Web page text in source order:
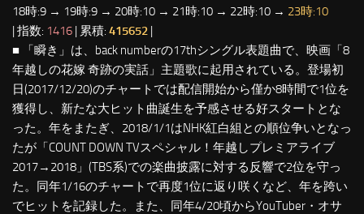
18時:9 → 19時:9 → 20時:10 → 21時:10 → 22時:10 → 23時:10
| 指数: 1416 | 累積: 415652 |
■ 「瞬き」は、back numberの17thシングル表題曲で、映画「8
年越しの花嫁 奇跡の実話」主題歌に起用されている。登場初
日(2017/12/20)のチャートでは配信開始から僅か8時間で1位を
獲得し、新たな大ヒット曲誕生を予感させる好スタートとな
った。年をまたぎ、2018/1/1はNHK紅白組との順位争いとなっ
たが「COUNT DOWN TVスペシャル！年越しプレミアライブ
2017→2018」(TBS系)での楽曲披露に対する反響で2位を守っ
た。同年1/16のチャートで再度1位に返り咲くなど、年を跨い
でヒットを記録した。また、同年4/20頃からYouTuber・オサ